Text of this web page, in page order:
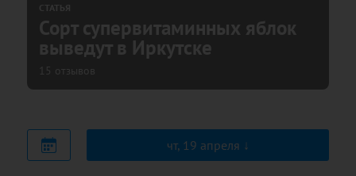
СТАТЬЯ
Сорт супервитаминных яблок
выведут в Иркутске
15 отзывов
чт, 19 апреля